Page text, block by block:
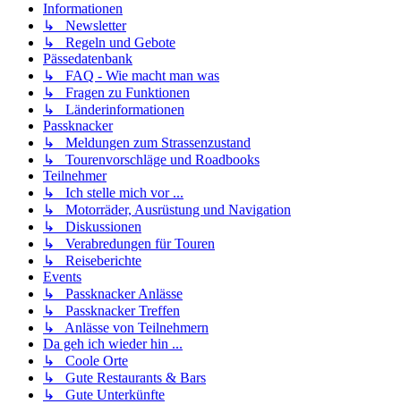
Informationen
↳ Newsletter
↳ Regeln und Gebote
Pässedatenbank
↳ FAQ - Wie macht man was
↳ Fragen zu Funktionen
↳ Länderinformationen
Passknacker
↳ Meldungen zum Strassenzustand
↳ Tourenvorschläge und Roadbooks
Teilnehmer
↳ Ich stelle mich vor ...
↳ Motorräder, Ausrüstung und Navigation
↳ Diskussionen
↳ Verabredungen für Touren
↳ Reiseberichte
Events
↳ Passknacker Anlässe
↳ Passknacker Treffen
↳ Anlässe von Teilnehmern
Da geh ich wieder hin ...
↳ Coole Orte
↳ Gute Restaurants & Bars
↳ Gute Unterkünfte